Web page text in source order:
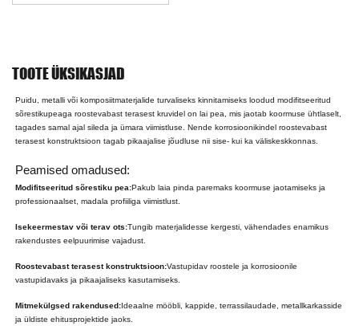
TOOTE ÜKSIKASJAD
Puidu, metalli või komposiitmaterjalide turvaliseks kinnitamiseks loodud modifitseeritud
sõrestikupeaga roostevabast terasest kruvidel on lai pea, mis jaotab koormuse ühtlaselt,
tagades samal ajal sileda ja ümara viimistluse. Nende korrosioonikindel roostevabast
terasest konstruktsioon tagab pikaajalise jõudluse nii sise- kui ka väliskeskkonnas.
Peamised omadused:
Modifitseeritud sõrestiku pea:Pakub laia pinda paremaks koormuse jaotamiseks ja
professionaalset, madala profiiliga viimistlust.
Isekeermestav või terav ots:Tungib materjalidesse kergesti, vähendades enamikus
rakendustes eelpuurimise vajadust.
Roostevabast terasest konstruktsioon:Vastupidav roostele ja korrosioonile
vastupidavaks ja pikaajaliseks kasutamiseks.
Mitmekülgsed rakendused:Ideaalne mööbli, kappide, terrassilaudade, metallkarkasside
ja üldiste ehitusprojektide jaoks.